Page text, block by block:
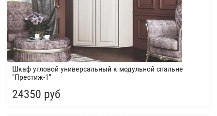
Шкаф угловой универсальный к модульной спальне
"Престиж-1"
24350 руб